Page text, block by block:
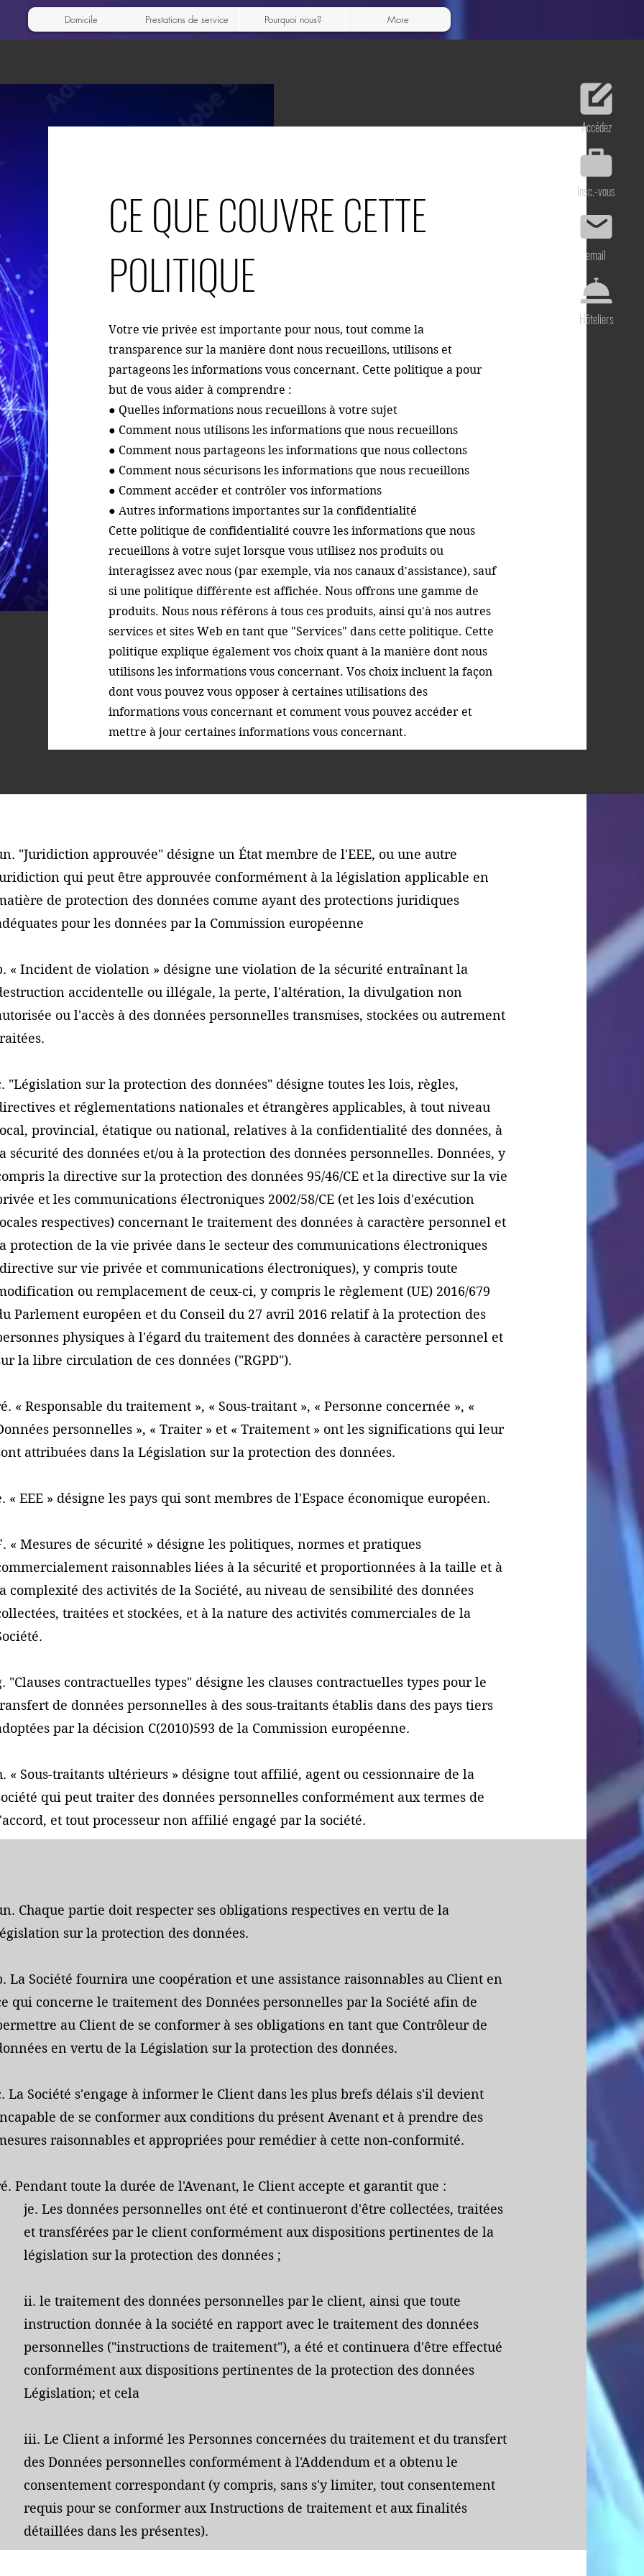
Accédez
Insc.-vous
email
Hôteliers
Domicile Prestations de service Pourquoi nous? More
CE QUE COUVRE CETTE
POLITIQUE
Votre vie privée est importante pour nous, tout comme la
transparence sur la manière dont nous recueillons, utilisons et
partageons les informations vous concernant. Cette politique a pour
but de vous aider à comprendre :
● Quelles informations nous recueillons à votre sujet
● Comment nous utilisons les informations que nous recueillons
● Comment nous partageons les informations que nous collectons
● Comment nous sécurisons les informations que nous recueillons
● Comment accéder et contrôler vos informations
● Autres informations importantes sur la confidentialité
Cette politique de confidentialité couvre les informations que nous
recueillons à votre sujet lorsque vous utilisez nos produits ou
interagissez avec nous (par exemple, via nos canaux d'assistance), sauf
si une politique différente est affichée. Nous offrons une gamme de
produits.Nous nous référons à tous ces produits, ainsi qu'à nos autres
services et sites Web en tant que "Services" dans cette politique. Cette
politique explique également vos choix quant à la manière dont nous
utilisons les informations vous concernant. Vos choix incluent la façon
dont vous pouvez vous opposer à certaines utilisations des
informations vous concernant et comment vous pouvez accéder et
mettre à jour certaines informations vous concernant.
"Juridiction approuvée" désigne un État membre de l'EEE, ou une autre
qui peut être approuvée conformément à la législation applicable en
de protection des données comme ayant des protections juridiques
pour les données par la Commission européenne
« Incident de violation » désigne une violation de la sécurité entraînant la
accidentelle ou illégale, la perte, l'altération, la divulgation non
ou l'accès à des données personnelles transmises, stockées ou autrement
"Législation sur la protection des données" désigne toutes les lois, règles,
et réglementations nationales et étrangères applicables, à tout niveau
provincial, étatique ou national, relatives à la confidentialité des données, à
sécurité des données et/ou à la protection des données personnelles. Données, y
la directive sur la protection des données 95/46/CE et la directive sur la vie
et les communications électroniques 2002/58/CE (et les lois d'exécution
respectives) concernant le traitement des données à caractère personnel et
protection de la vie privée dans le secteur des communications électroniques
sur vie privée et communications électroniques), y compris toute
ou remplacement de ceux-ci, y compris le règlement (UE) 2016/679
Parlement européen et du Conseil du 27 avril 2016 relatif à la protection des
physiques à l'égard du traitement des données à caractère personnel et
la libre circulation de ces données ("RGPD").
« Responsable du traitement », « Sous-traitant », « Personne concernée », «
personnelles », « Traiter » et « Traitement » ont les significations qui leur
attribuées dans la Législation sur la protection des données.
« EEE » désigne les pays qui sont membres de l'Espace économique européen.
« Mesures de sécurité » désigne les politiques, normes et pratiques
raisonnables liées à la sécurité et proportionnées à la taille et à
complexité des activités de la Société, au niveau de sensibilité des données
traitées et stockées, et à la nature des activités commerciales de la
"Clauses contractuelles types" désigne les clauses contractuelles types pour le
de données personnelles à des sous-traitants établis dans des pays tiers
par la décision C(2010)593 de la Commission européenne.
« Sous-traitants ultérieurs » désigne tout affilié, agent ou cessionnaire de la
qui peut traiter des données personnelles conformément aux termes de
et tout processeur non affilié engagé par la société.
Chaque partie doit respecter ses obligations respectives en vertu de la
sur la protection des données.
La Société fournira une coopération et une assistance raisonnables au Client en
qui concerne le traitement des Données personnelles par la Société afin de
au Client de se conformer à ses obligations en tant que Contrôleur de
en vertu de la Législation sur la protection des données.
La Société s'engage à informer le Client dans les plus brefs délais s'il devient
de se conformer aux conditions du présent Avenant et à prendre des
raisonnables et appropriées pour remédier à cette non-conformité.
Pendant toute la durée de l'Avenant, le Client accepte et garantit que :
je. Les données personnelles ont été et continueront d'être collectées, traitées
et transférées par le client conformément aux dispositions pertinentes de la
législation sur la protection des données ;
ii. le traitement des données personnelles par le client, ainsi que toute
instruction donnée à la société en rapport avec le traitement des données
personnelles ("instructions de traitement"), a été et continuera d'être effectué
conformément aux dispositions pertinentes de la protection des données
Législation; et cela
iii. Le Client a informé les Personnes concernées du traitement et du transfert
des Données personnelles conformément à l'Addendum et a obtenu le
consentement correspondant (y compris, sans s'y limiter, tout consentement
requis pour se conformer aux Instructions de traitement et aux finalités
détaillées dans les présentes).